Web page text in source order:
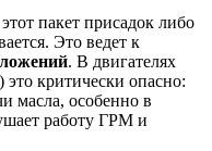
пакет присадок либо
Это ведет к
. В двигателях
критически опасно:
масла, особенно в
работу ГРМ и